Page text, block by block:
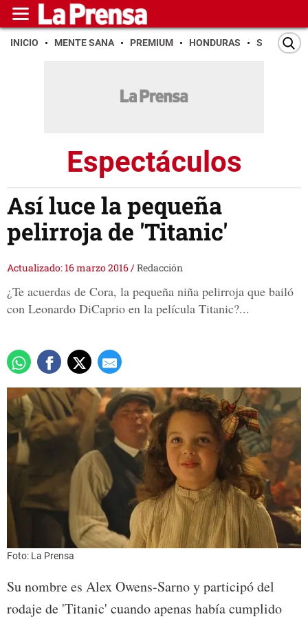
INICIO MENTE SANA PREMIUM HONDURAS SAN PEDRO
Espectáculos
Así luce la pequeña
pelirroja de 'Titanic'
Actualizado: 16 marzo 2016/Redacción
¿Te acuerdas de Cora, la pequeña niña pelirroja que bailó
con Leonardo DiCaprio en la película Titanic?...
Foto: La Prensa
Su nombre es Alex Owens-Sarno y participó del
rodaje de 'Titanic' cuando apenas había cumplido